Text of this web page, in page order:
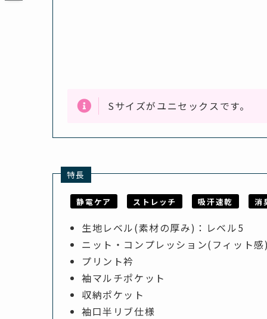
Sサイズがユニセックスです。
特長
静電ケア ストレッチ 吸汗速乾 消
生地レベル(素材の厚み)：レベル5
ニット・コンプレッション(フィット
プリント衿
袖マルチポケット
収納ポケット
袖口半リブ仕様